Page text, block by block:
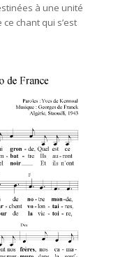
à une unité
chant qui s’est